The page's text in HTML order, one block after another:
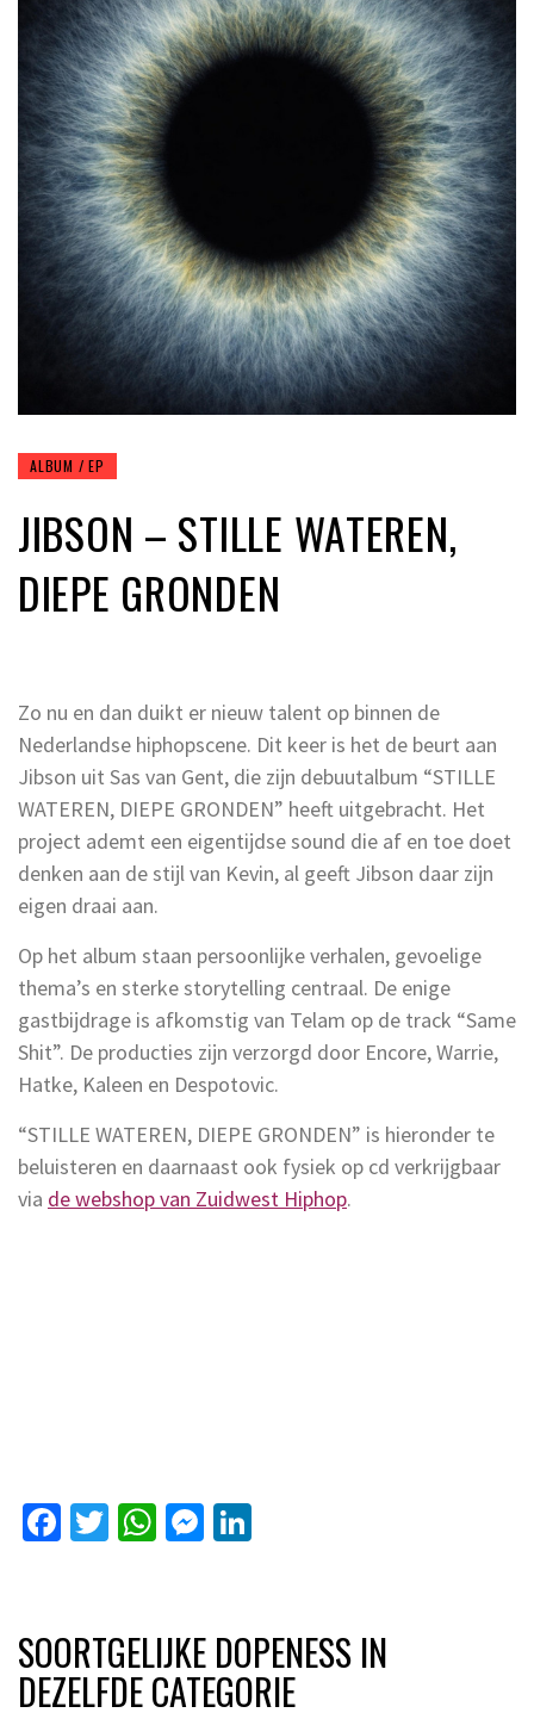
ALBUM / EP
JIBSON – STILLE WATEREN,
DIEPE GRONDEN
Zo nu en dan duikt er nieuw talent op binnen de
Nederlandse hiphopscene. Dit keer is het de beurt aan
Jibson uit Sas van Gent, die zijn debuutalbum “STILLE
WATEREN, DIEPE GRONDEN” heeft uitgebracht. Het
project ademt een eigentijdse sound die af en toe doet
denken aan de stijl van Kevin, al geeft Jibson daar zijn
eigen draai aan.
Op het album staan persoonlijke verhalen, gevoelige
thema’s en sterke storytelling centraal. De enige
gastbijdrage is afkomstig van Telam op de track “Same
Shit”. De producties zijn verzorgd door Encore, Warrie,
Hatke, Kaleen en Despotovic.
“STILLE WATEREN, DIEPE GRONDEN” is hieronder te
beluisteren en daarnaast ook fysiek op cd verkrijgbaar
via de webshop van Zuidwest Hiphop.
Facebook
Twitter
WhatsApp
Messenger
SOORTGELIJKE DOPENESS IN
DEZELFDE CATEGORIE